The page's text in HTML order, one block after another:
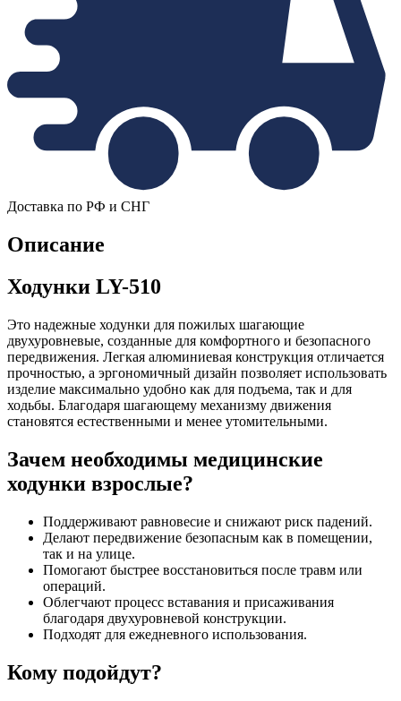
Доставка по РФ и СНГ
Описание
Ходунки LY-510
Это надежные ходунки для пожилых шагающие
двухуровневые, созданные для комфортного и безопасного
передвижения. Легкая алюминиевая конструкция отличается
прочностью, а эргономичный дизайн позволяет использовать
изделие максимально удобно как для подъема, так и для
ходьбы. Благодаря шагающему механизму движения
становятся естественными и менее утомительными.
Зачем необходимы медицинские
ходунки взрослые?
Поддерживают равновесие и снижают риск падений.
Делают передвижение безопасным как в помещении,
так и на улице.
Помогают быстрее восстановиться после травм или
операций.
Облегчают процесс вставания и присаживания
благодаря двухуровневой конструкции.
Подходят для ежедневного использования.
Кому подойдут?